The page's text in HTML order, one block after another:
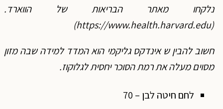
נלקחו מאתר הבריאות של הווארד.
(https://www.health.harvard.edu)
חשוב להבין ש אינדקס גליקמי הוא המדד למידה שבה מזון
מסוים מעלה את רמת הסוכר יחסית לגלוקוז.
לחם חיטה לבן – 70